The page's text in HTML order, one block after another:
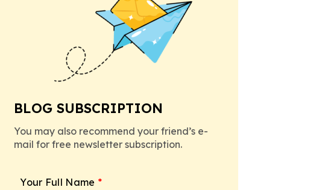
BLOG SUBSCRIPTION
You may also recommend your friend’s e-
mail for free newsletter subscription.
Your Full Name *